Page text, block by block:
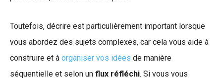
Toutefois, décrire est particulièrement important lorsque
vous abordez des sujets complexes, car cela vous aide à
construire et à organiser vos idées de manière
séquentielle et selon un flux réfléchi. Si vous vous